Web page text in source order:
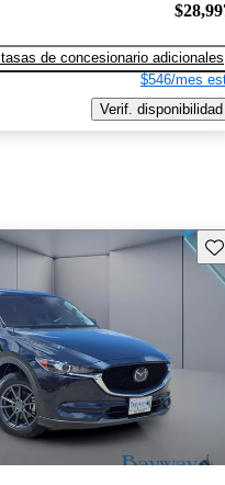
de concesionario adicionales
$546/mes
Verif. disponibilidad